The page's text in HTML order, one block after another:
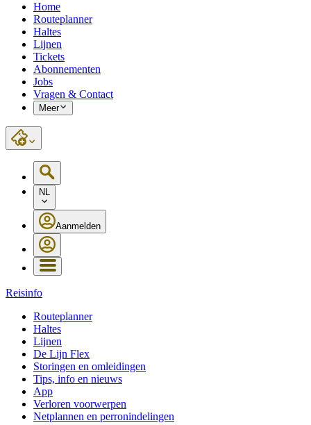
Home
Routeplanner
Haltes
Lijnen
Tickets
Abonnementen
Jobs
Vragen & Contact
Meer
NL
Aanmelden
Reisinfo
Routeplanner
Haltes
Lijnen
De Lijn Flex
Storingen en omleidingen
Tips, info en nieuws
App
Verloren voorwerpen
Netplannen en perronindelingen